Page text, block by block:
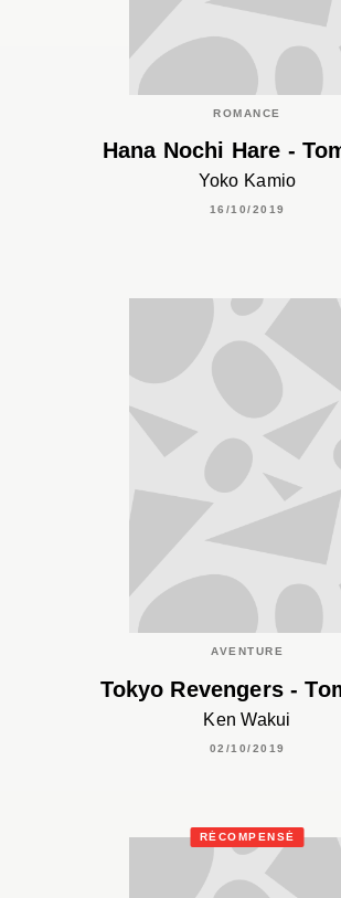
ROMANCE
Hana Nochi Hare -
Yoko Kamio
16/10/2019
AVENTURE
Tokyo Revengers -
Ken Wakui
02/10/2019
RÉCOMPENSÉ